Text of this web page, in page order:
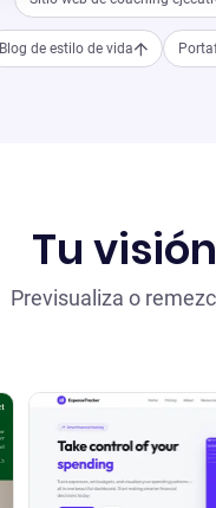
Blog de estilo de vida
Tu
Previsualiza o